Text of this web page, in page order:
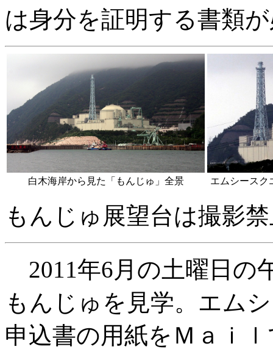
は身分を証明する書類
白木海岸から見た「もんじゅ」全景 エムシースク
もんじゅ展望台は撮影
2011年6月の土曜日の
もんじゅを見学。エム
申込書の用紙をＭａｉ